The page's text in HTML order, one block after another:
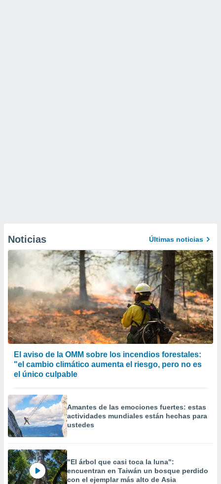
Noticias Últimas noticias
El aviso de la OMM sobre los incendios forestales:
"el cambio climático aumenta el riesgo, pero no es
el único culpable
Amantes de las emociones fuertes: estas
actividades mundiales están hechas para
ustedes
"El árbol que casi toca la luna":
encuentran en Taiwán un bosque perdido
con el ejemplar más alto de Asia